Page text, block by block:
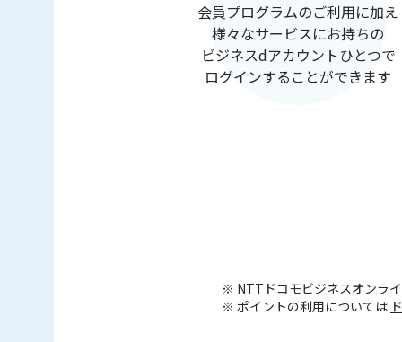
会員プログラムのご利用に加え
様々なサービスにお持ちの
ビジネスdアカウントひとつで
ログインすることができます
※ NTTドコモビジネスオンラ
※ ポイントの利用については